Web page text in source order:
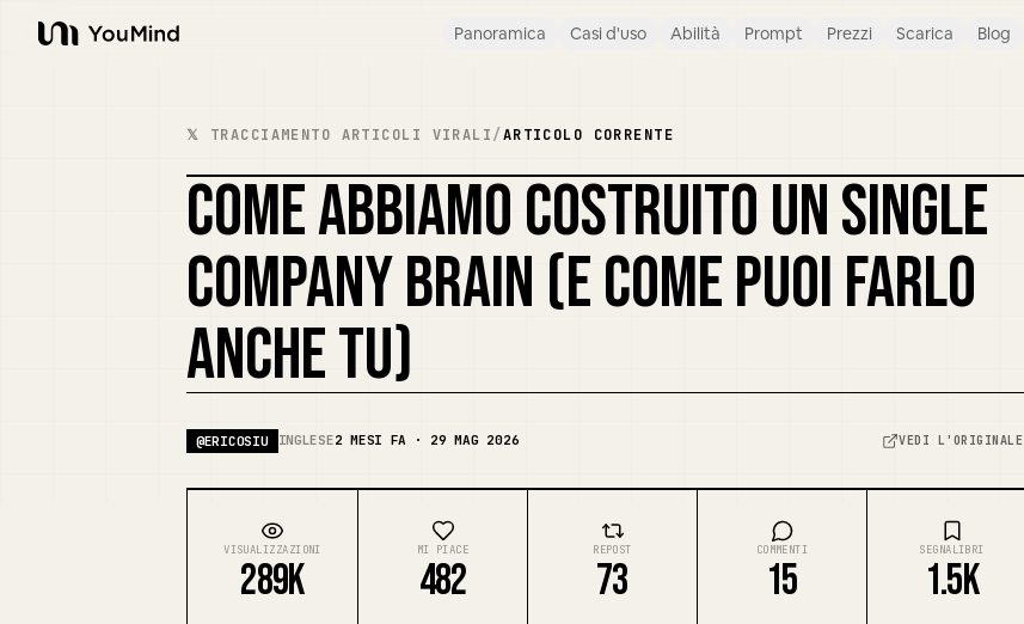
YouMind
Panoramica Casi d'uso Abilità Prompt Prezzi Scarica Blog
𝕏 TRACCIAMENTO ARTICOLI VIRALI/ARTICOLO CORRENTE
REMIXA LA COPERTINA
COME ABBIAMO COSTRUITO UN SINGLE
COMPANY BRAIN (E COME PUOI FARLO
ANCHE TU)
@ERICOSIU INGLESE2 MESI FA · 29 MAG 2026 VEDI L'ORIGINALE
VISUALIZZAZIONI
289K
MI PIACE
482
REPOST
73
COMMENTI
15
SEGNALIBRI
1.5K